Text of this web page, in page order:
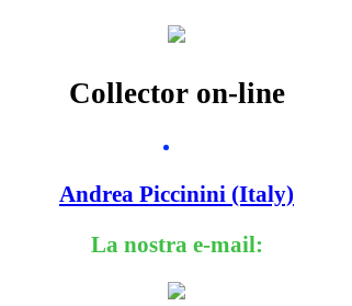
Collector on-line
Andrea Piccinini (Italy)
La nostra e-mail: